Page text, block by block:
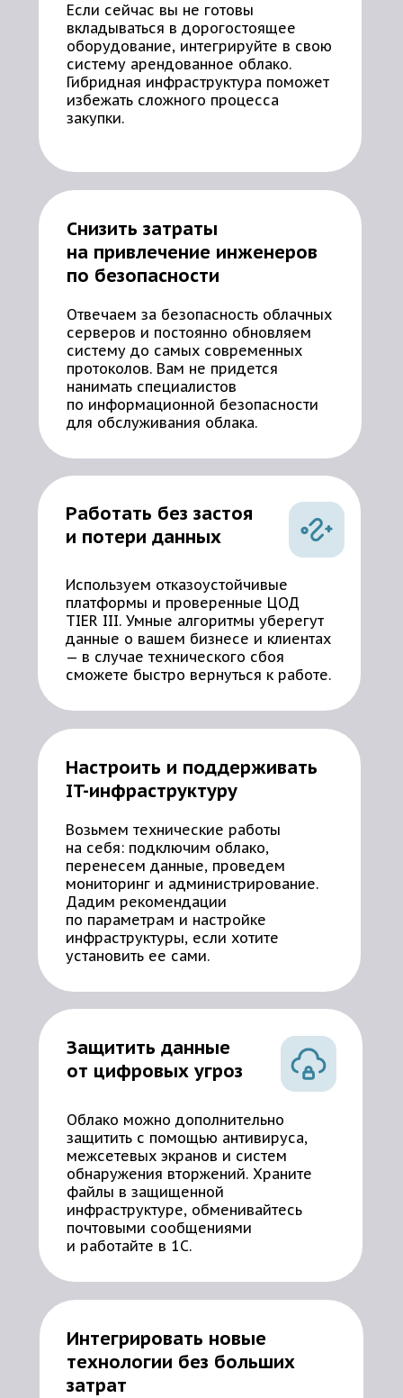
Если сейчас вы не готовы
вкладываться в дорогостоящее
оборудование, интегрируйте в свою
систему арендованное облако.
Гибридная инфраструктура поможет
избежать сложного процесса
закупки.
Снизить затраты
на привлечение инженеров
по безопасности
Отвечаем за безопасность облачных
серверов и постоянно обновляем
систему до самых современных
протоколов. Вам не придется
нанимать специалистов
по информационной безопасности
для обслуживания облака.
Работать без застоя
и потери данных
Используем отказоустойчивые
платформы и проверенные ЦОД
TIER III. Умные алгоритмы уберегут
данные о вашем бизнесе и клиентах
— в случае технического сбоя
сможете быстро вернуться к работе.
Настроить и поддерживать
IT-инфраструктуру
Возьмем технические работы
на себя: подключим облако,
перенесем данные, проведем
мониторинг и администрирование.
Дадим рекомендации
по параметрам и настройке
инфраструктуры, если хотите
установить ее сами.
Защитить данные
от цифровых угроз
Облако можно дополнительно
защитить с помощью антивируса,
межсетевых экранов и систем
обнаружения вторжений. Храните
файлы в защищенной
инфраструктуре, обменивайтесь
почтовыми сообщениями
и работайте в 1С.
Интегрировать новые
технологии без больших
затрат